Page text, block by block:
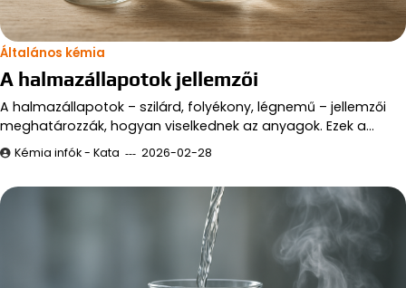
Általános kémia
A halmazállapotok jellemzői
A halmazállapotok – szilárd, folyékony, légnemű – jellemzői
meghatározzák, hogyan viselkednek az anyagok. Ezek a…
Kémia infók - Kata 2026-02-28